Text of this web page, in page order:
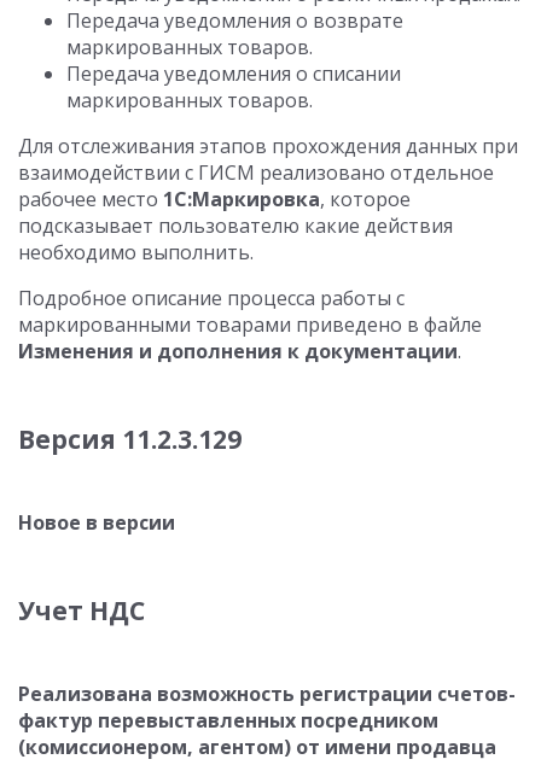
Передача уведомления о возврате
маркированных товаров.
Передача уведомления о списании
маркированных товаров.
Для отслеживания этапов прохождения данных при
взаимодействии с ГИСМ реализовано отдельное
рабочее место 1С:Маркировка, которое
подсказывает пользователю какие действия
необходимо выполнить.
Подробное описание процесса работы с
маркированными товарами приведено в файле
Изменения и дополнения к документации.
Версия 11.2.3.129
Новое в версии
Учет НДС
Реализована возможность регистрации счетов-
фактур перевыставленных посредником
(комиссионером, агентом) от имени продавца